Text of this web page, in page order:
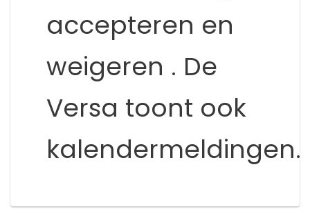
accepteren en
weigeren . De
Versa toont ook
kalendermeldingen.